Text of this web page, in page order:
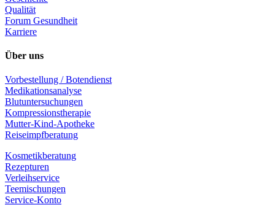
Qualität
Forum Gesundheit
Karriere
Über uns
Vorbestellung / Botendienst
Medikationsanalyse
Blutuntersuchungen
Kompressionstherapie
Mutter-Kind-Apotheke
Reiseimpfberatung
Kosmetikberatung
Rezepturen
Verleihservice
Teemischungen
Service-Konto